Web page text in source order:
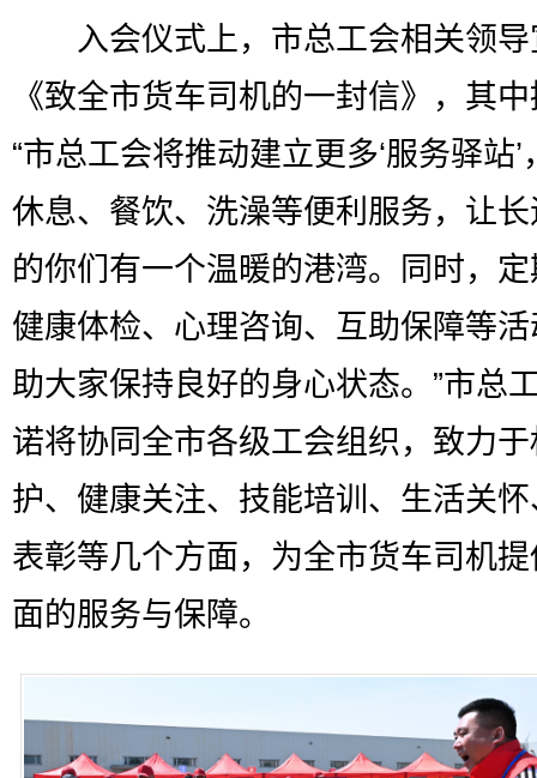
入会仪式上，市总工会相关领导
《致全市货车司机的一封信》，其
“市总工会将推动建立更多‘服务驿站’
休息、餐饮、洗澡等便利服务，让
的你们有一个温暖的港湾。同时，
健康体检、心理咨询、互助保障等
助大家保持良好的身心状态。”市总
诺将协同全市各级工会组织，致力
护、健康关注、技能培训、生活关
表彰等几个方面，为全市货车司机
面的服务与保障。